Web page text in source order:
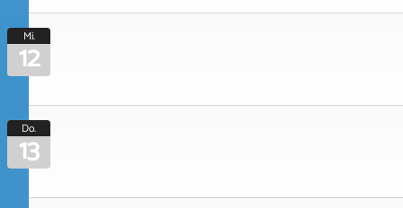
Mi.
12
Do.
13